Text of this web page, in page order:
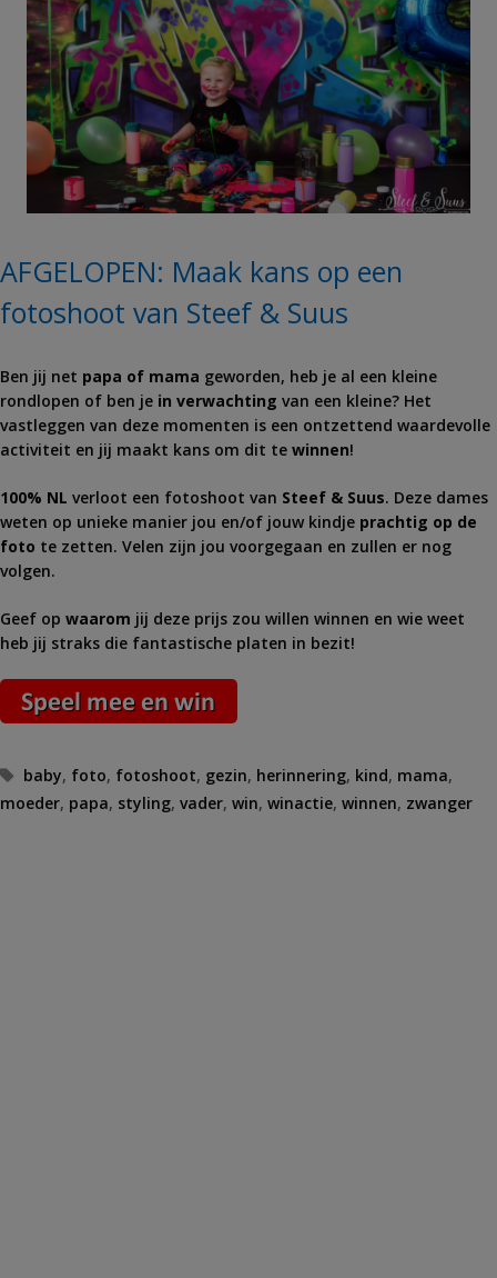
AFGELOPEN: Maak kans op een
fotoshoot van Steef & Suus
Ben jij net papa of mama geworden, heb je al een kleine
rondlopen of ben je in verwachting van een kleine? Het
vastleggen van deze momenten is een ontzettend waardevolle
activiteit en jij maakt kans om dit te winnen!
100% NL verloot een fotoshoot van Steef & Suus. Deze dames
weten op unieke manier jou en/of jouw kindje prachtig op de
foto te zetten. Velen zijn jou voorgegaan en zullen er nog
volgen.
Geef op waarom jij deze prijs zou willen winnen en wie weet
heb jij straks die fantastische platen in bezit!
Tags
baby, foto, fotoshoot, gezin, herinnering, kind, mama,
moeder, papa, styling, vader, win, winactie, winnen, zwanger